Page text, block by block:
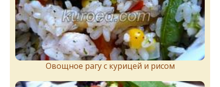
Овощное рагу с курицей и рисом